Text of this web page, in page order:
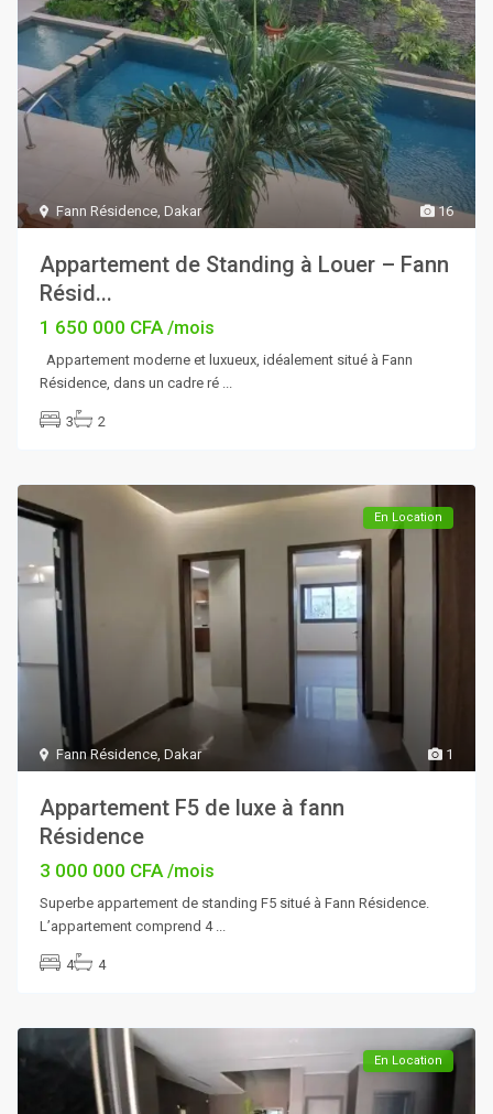
16
Fann Résidence, Dakar
Appartement de Standing à Louer – Fann
Résid...
1 650 000 CFA/mois
Appartement moderne et luxueux, idéalement situé à Fann
Résidence, dans un cadre ré ...
3 2
1
Fann Résidence,Dakar
En Location
Appartement F5 de luxe à fann
Résidence
3 000 000 CFA/mois
Superbe appartement de standing F5 situé à Fann Résidence.
L’appartement comprend 4 ...
4 4
En Location